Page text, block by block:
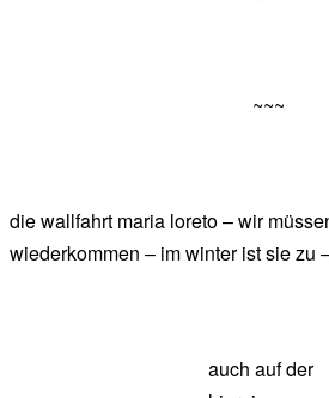
~~~
die wallfahrt maria loreto – wir
wiederkommen – im winter ist sie zu
auch auf der